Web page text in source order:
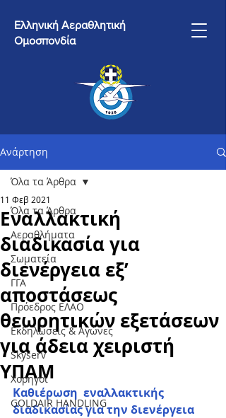
Ελληνική Αεραθλητική
Ομοσπονδία
Ανάρτηση
Όλα τα Άρθρα
Αεραθλήματα
Σωματεία
ΓΓΑ
Πρόεδρος ΕΛΑΟ
Εκδηλώσεις & Aγώνες
Skyserv
Χορηγοί
GOLDAIR HANDLING
Όλα τα Άρθρα
Εναλλακτική
διαδικασία για
διενέργεια εξ’
αποστάσεως
θεωρητικών εξετάσεων
για άδεια χειριστή
ΥΠΑΜ
11 Φεβ 2021
Καθιέρωση  εναλλακτικής
διαδικασίας για την διενέργεια